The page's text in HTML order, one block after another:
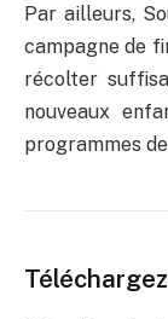
Par ailleurs,
campagne de
récolter
nouveaux
programmes